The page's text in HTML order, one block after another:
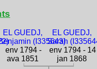
EL GUEDJ,
(I335643)
env 1794 -
ava 1851
EL GUEDJ,
Sarah
env 1794 - 14
jan 1868